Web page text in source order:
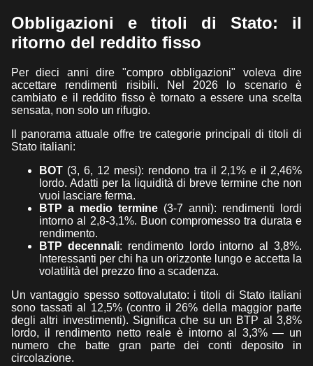
Obbligazioni e titoli di Stato: il
ritorno del reddito fisso
Per dieci anni dire "compro obbligazioni" voleva dire
accettare rendimenti risibili. Nel 2026 lo scenario è
cambiato e il reddito fisso è tornato a essere una scelta
sensata, non solo un rifugio.
Il panorama attuale offre tre categorie principali di titoli di
Stato italiani:
BOT (3, 6, 12 mesi): rendono tra il 2,1% e il 2,46%
lordo. Adatti per la liquidità di breve termine che non
vuoi lasciare ferma.
BTP a medio termine (3-7 anni): rendimenti lordi
intorno al 2,8-3,1%. Buon compromesso tra durata e
rendimento.
BTP decennali: rendimento lordo intorno al 3,8%.
Interessanti per chi ha un orizzonte lungo e accetta la
volatilità del prezzo fino a scadenza.
Un vantaggio spesso sottovalutato: i titoli di Stato italiani
sono tassati al 12,5% (contro il 26% della maggior parte
degli altri investimenti). Significa che su un BTP al 3,8%
lordo, il rendimento netto reale è intorno al 3,3% — un
numero che batte gran parte dei conti deposito in
circolazione.